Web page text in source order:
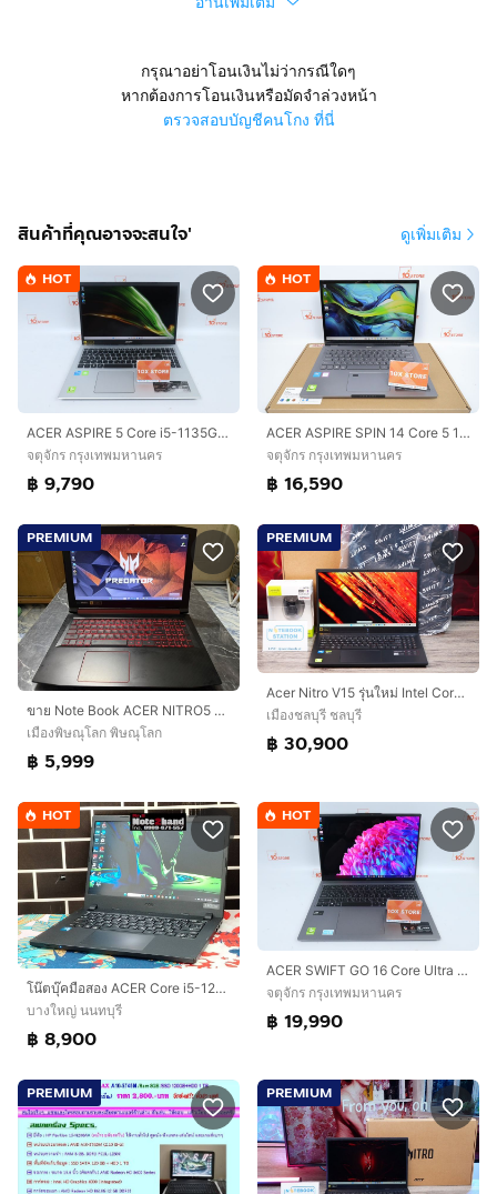
กรุณาอย่าโอนเงินไม่ว่ากรณีใดๆ
หากต้องการโอนเงินหรือมัดจำล่วงหน้า
ตรวจสอบบัญชีคนโกง ที่นี่
สินค้าที่คุณอาจจะสนใจ' ดูเพิ่มเติม
HOT
ACER ASPIRE 5 Core i5-1135G7 RAM16.512GB
จตุจักร กรุงเทพมหานคร
฿ 9,790
HOT
ACER ASPIRE SPIN 14 Core 5 120U RAM16.512GB
จตุจักร กรุงเทพมหานคร
฿ 16,590
PREMIUM
ขาย Note Book ACER NITRO5 AN515-52-51SH I5-8300H Ram 16gb GTX 1050TI 4 GB GDDR5 240gb SSD M.2 สภาพสวยๆ เลยครับผม
เมืองพิษณุโลก พิษณุโลก
฿ 5,999
PREMIUM
Acer Nitro V15 รุ่นใหม่ Intel Core5-210H RTX5050(8GB) Ram16 512GB M.2 จอ15.6นิ้ว FHD 180Hz
เมืองชลบุรี ชลบุรี
฿ 30,900
HOT
โน๊ตบุ๊คมือสอง ACER Core i5-1235U จอ14”IPS แรม8+NVMe256+การ์ดจอ Iris+วินโดว์แท้+ประกันศูนย์
บางใหญ่ นนทบุรี
฿ 8,900
HOT
ACER SWIFT GO 16 Core Ultra 5 125H RAM32.1TB
จตุจักร กรุงเทพมหานคร
฿ 19,990
PREMIUM PREMIUM